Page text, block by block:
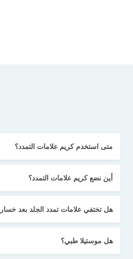
متى استخدم كريم علامات التمدد؟
أين نضع كريم علامات التمدد؟
هل تختفي علامات تمدد الجلد بعد
هل موستيلا طبي؟